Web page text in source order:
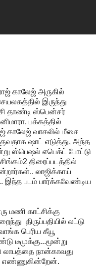
காலேஜ் அருகில்
இருந்து
தாண்டி ஸ்பென்சர்
பக்கத்தில்
காலேஜ் வாசலில் மீசை
ஷாட் எடுத்து, அந்த
ஸ்பெஷல் எபெக்ட் போட்டு
திரைப்படத்தில்
லாஜிக்காய்
இந்த படம் பார்க்கவேண்டிய
மணி காட்சிக்கு
திருப்பதியில் லட்டு
பெரிய கீயூ
டீமுக்கு...மூன்று
லாபத்தை நான்காவது
எண்ணுகின்றேன்.